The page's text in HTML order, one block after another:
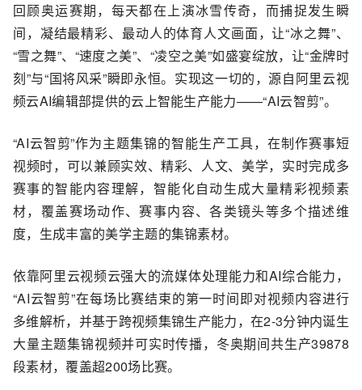
回顾奥运赛期，每天都在上演冰雪传奇，而捕捉发生瞬
间，凝结最精彩、最动人的体育人文画面，让“冰之舞”、
“雪之舞”、“速度之美”、“凌空之美”如盛宴绽放，让“金牌时
刻”与“国将风采”瞬即永恒。实现这一切的，源自阿里云视
频云AI编辑部提供的云上智能生产能力——“AI云智剪”。
“AI云智剪”作为主题集锦的智能生产工具，在制作赛事短
视频时，可以兼顾实效、精彩、人文、美学，实时完成多
赛事的智能内容理解，智能化自动生成大量精彩视频素
材，覆盖赛场动作、赛事内容、各类镜头等多个描述维
度，生成丰富的美学主题的集锦素材。
依靠阿里云视频云强大的流媒体处理能力和AI综合能力，
“AI云智剪”在每场比赛结束的第一时间即对视频内容进行
多维解析，并基于跨视频集锦生产能力，在2-3分钟内诞生
大量主题集锦视频并可实时传播，冬奥期间共生产39878
段素材，覆盖超200场比赛。